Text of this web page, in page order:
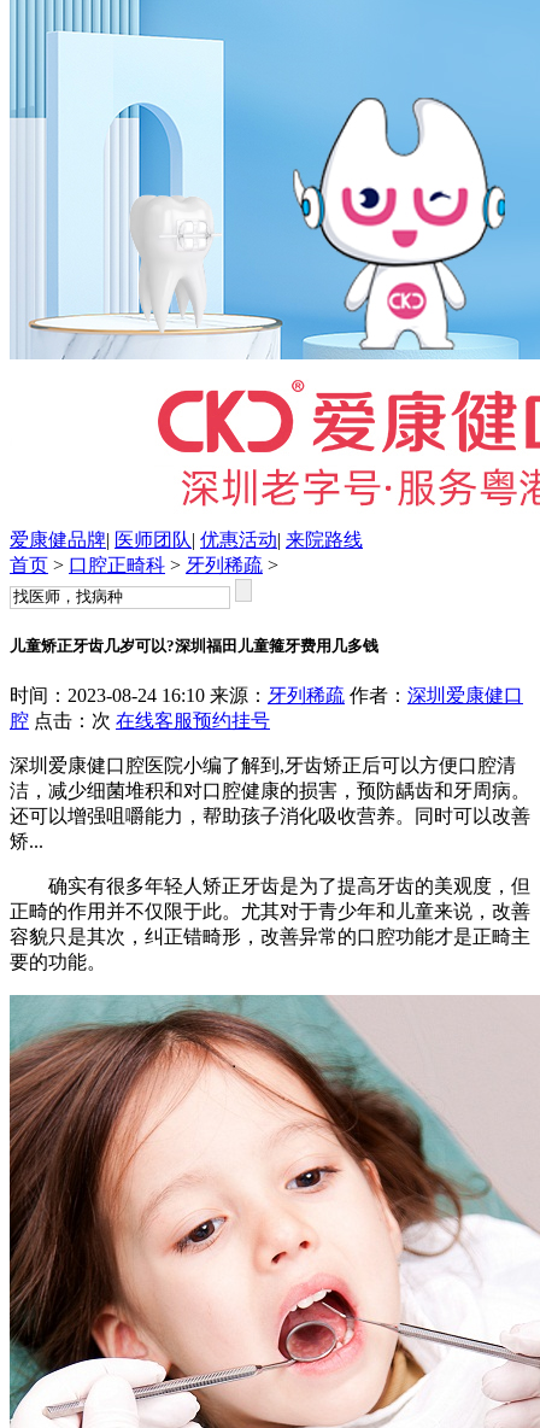
爱康健品牌| 医师团队| 优惠活动| 来院路线
首页 > 口腔正畸科 > 牙列稀疏 >
儿童矫正牙齿几岁可以?深圳福田儿童箍牙费用几多钱
时间：2023-08-24 16:10 来源： 牙列稀疏 作者： 深圳爱康健口
腔 点击： 次 在线客服预约挂号
深圳爱康健口腔医院小编了解到,牙齿矫正后可以方便口腔清
洁，减少细菌堆积和对口腔健康的损害，预防龋齿和牙周病。
还可以增强咀嚼能力，帮助孩子消化吸收营养。同时可以改善
矫...
确实有很多年轻人矫正牙齿是为了提高牙齿的美观度，但
正畸的作用并不仅限于此。尤其对于青少年和儿童来说，改善
容貌只是其次，纠正错畸形，改善异常的口腔功能才是正畸主
要的功能。